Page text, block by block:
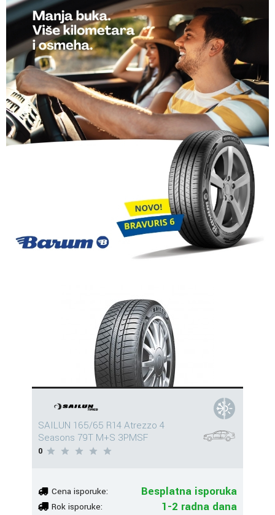
SAILUN 165/65 R14 Atrezzo 4
Seasons 79T M+S 3PMSF
0
Cena isporuke: Besplatna isporuka
Rok isporuke: 1-2 radna dana